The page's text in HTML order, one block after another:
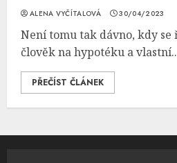
ALENA VYČÍTALOVÁ 30/04/2023
Není tomu tak dávno, kdy se
člověk na hypotéku a
PŘEČÍST ČLÁNEK